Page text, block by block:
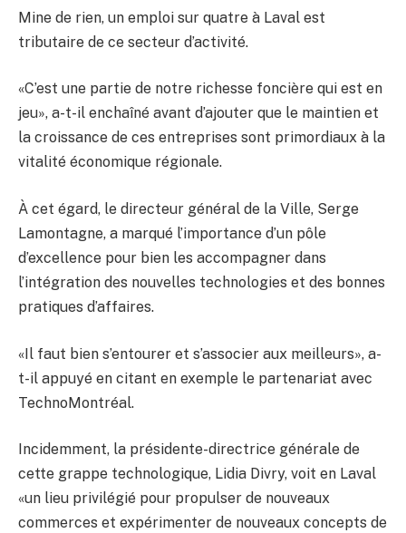
Mine de rien, un emploi sur quatre à Laval est
tributaire de ce secteur d’activité.
«C’est une partie de notre richesse foncière qui est en
jeu», a-t-il enchaîné avant d’ajouter que le maintien et
la croissance de ces entreprises sont primordiaux à la
vitalité économique régionale.
À cet égard, le directeur général de la Ville, Serge
Lamontagne, a marqué l’importance d’un pôle
d’excellence pour bien les accompagner dans
l’intégration des nouvelles technologies et des bonnes
pratiques d’affaires.
«Il faut bien s’entourer et s’associer aux meilleurs», a-
t-il appuyé en citant en exemple le partenariat avec
TechnoMontréal.
Incidemment, la présidente-directrice générale de
cette grappe technologique, Lidia Divry, voit en Laval
«un lieu privilégié pour propulser de nouveaux
commerces et expérimenter de nouveaux concepts de